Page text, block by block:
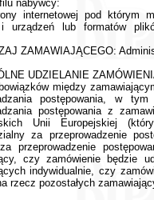
nabywcy:
internetowej pod którym
i urządzeń lub formatów
ZAMAWIAJĄCEGO:
UDZIELANIE
między
postępowania, w
postępowania z
Unii Europejskiej
za przeprowadzenie
przeprowadzenie
czy zamówienie będzie
indywidualnie, czy
rzecz pozostałych